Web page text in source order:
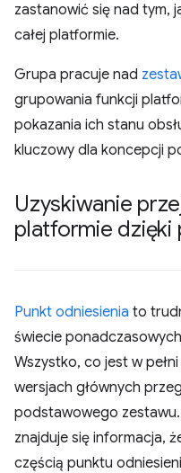
zastanowić się nad tym,
całej platformie.
Grupa pracuje nad
grupowania funkcji
pokazania ich stanu
kluczowy dla koncepcji
Uzyskiwanie
platformie dzięki
Punkt odniesienia to
świecie
Wszystko, co jest w
wersjach głównych
podstawowego
znajduje się informacja,
częścią punktu